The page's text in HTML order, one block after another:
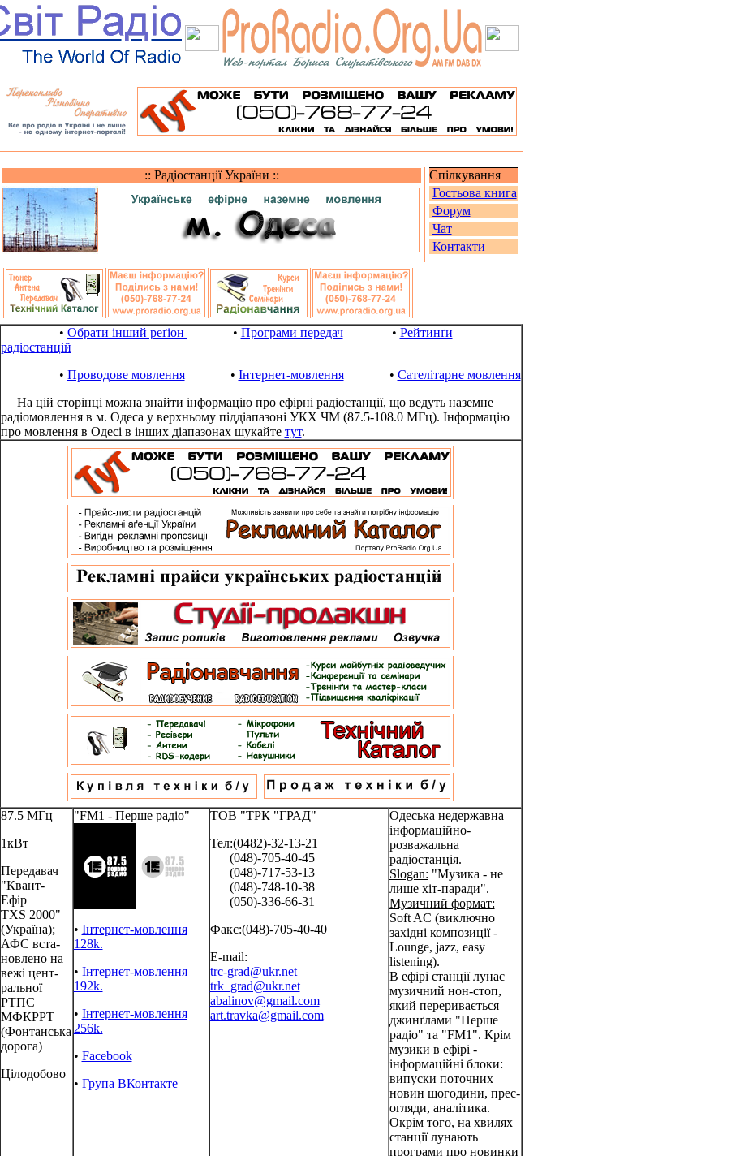
Спілкування
Гостьова книга
Форум
Чат
Контакти
:: Радіостанції України ::
• Обрати інший реґіон • Програми передач• Рейтинґи
радіостанцій
• Проводове мовлення• Інтернет-мовлення• Сателітарне мовлення
На цій сторінці можна знайти інформацію про ефірні радіостанції, що ведуть наземне
радіомовлення в м. Одеса у верхньому піддіапазоні УКХ ЧМ (87.5-108.0 МГц). Інформацію
про мовлення в Одесі в інших діапазонах шукайте тут.
87.5 МГц
1кВт
Передавач
"Квант-
Ефір
TXS 2000"
(Україна);
АФС вста-
новлено на
вежі цент-
ральної
РТПС
МФКРРТ
(Фонтанська
дорога)
Цілодобово
"FM1 - Перше радіо"
• Інтернет-мовлення
128k.
• Інтернет-мовлення
192k.
• Інтернет-мовлення
256k.
• Facebook
• Група ВКонтакте
ТОВ "ТРК "ГРАД"
Тел:(0482)-32-13-21
(048)-705-40-45
(048)-717-53-13
(048)-748-10-38
(050)-336-66-31
Факс:(048)-705-40-40
E-mail:
trc-grad@ukr.net
trk_grad@ukr.net
abalinov@gmail.com
art.travka@gmail.com
Одеська недержавна
інформаційно-
розважальна
радіостанція.
Slogan: "Музика - не
лише хіт-паради".
Музичний формат:
Soft AC (виключно
західні композиції -
Lounge, jazz, easy
listening).
В ефірі станції лунає
музичний нон-стоп,
який переривається
джинґлами "Перше
радіо" та "FM1". Крім
музики в ефірі -
інформаційні блоки:
випуски поточних
новин щогодини, прес-
огляди, аналітика.
Окрім того, на хвилях
станції лунають
програми про новинки